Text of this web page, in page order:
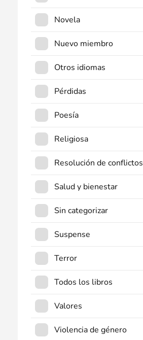
Novela
Nuevo miembro
Otros idiomas
Pérdidas
Poesía
Religiosa
Resolución de conflictos
Salud y bienestar
Sin categorizar
Suspense
Terror
Todos los libros
Valores
Violencia de género